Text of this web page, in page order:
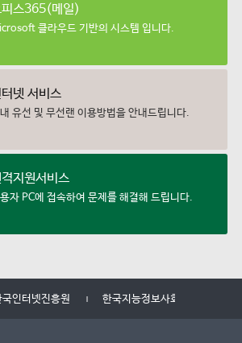
스365(메일)
클라우드 기반의 시스템 입니다.
넷 서비스
유선 및 무선랜 이용방법을 안내드립니다.
지원서비스
자 PC에 접속하여 문제를 해결해 드립니다.
한국인터넷진흥원 한국지능정보사회진흥원